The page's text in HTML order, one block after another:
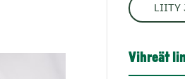
LIITY
Vihreät